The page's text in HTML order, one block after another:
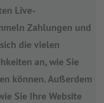
Live-
Zahlungen und
die vielen
an, wie Sie
können. Außerdem
Sie Ihre Website